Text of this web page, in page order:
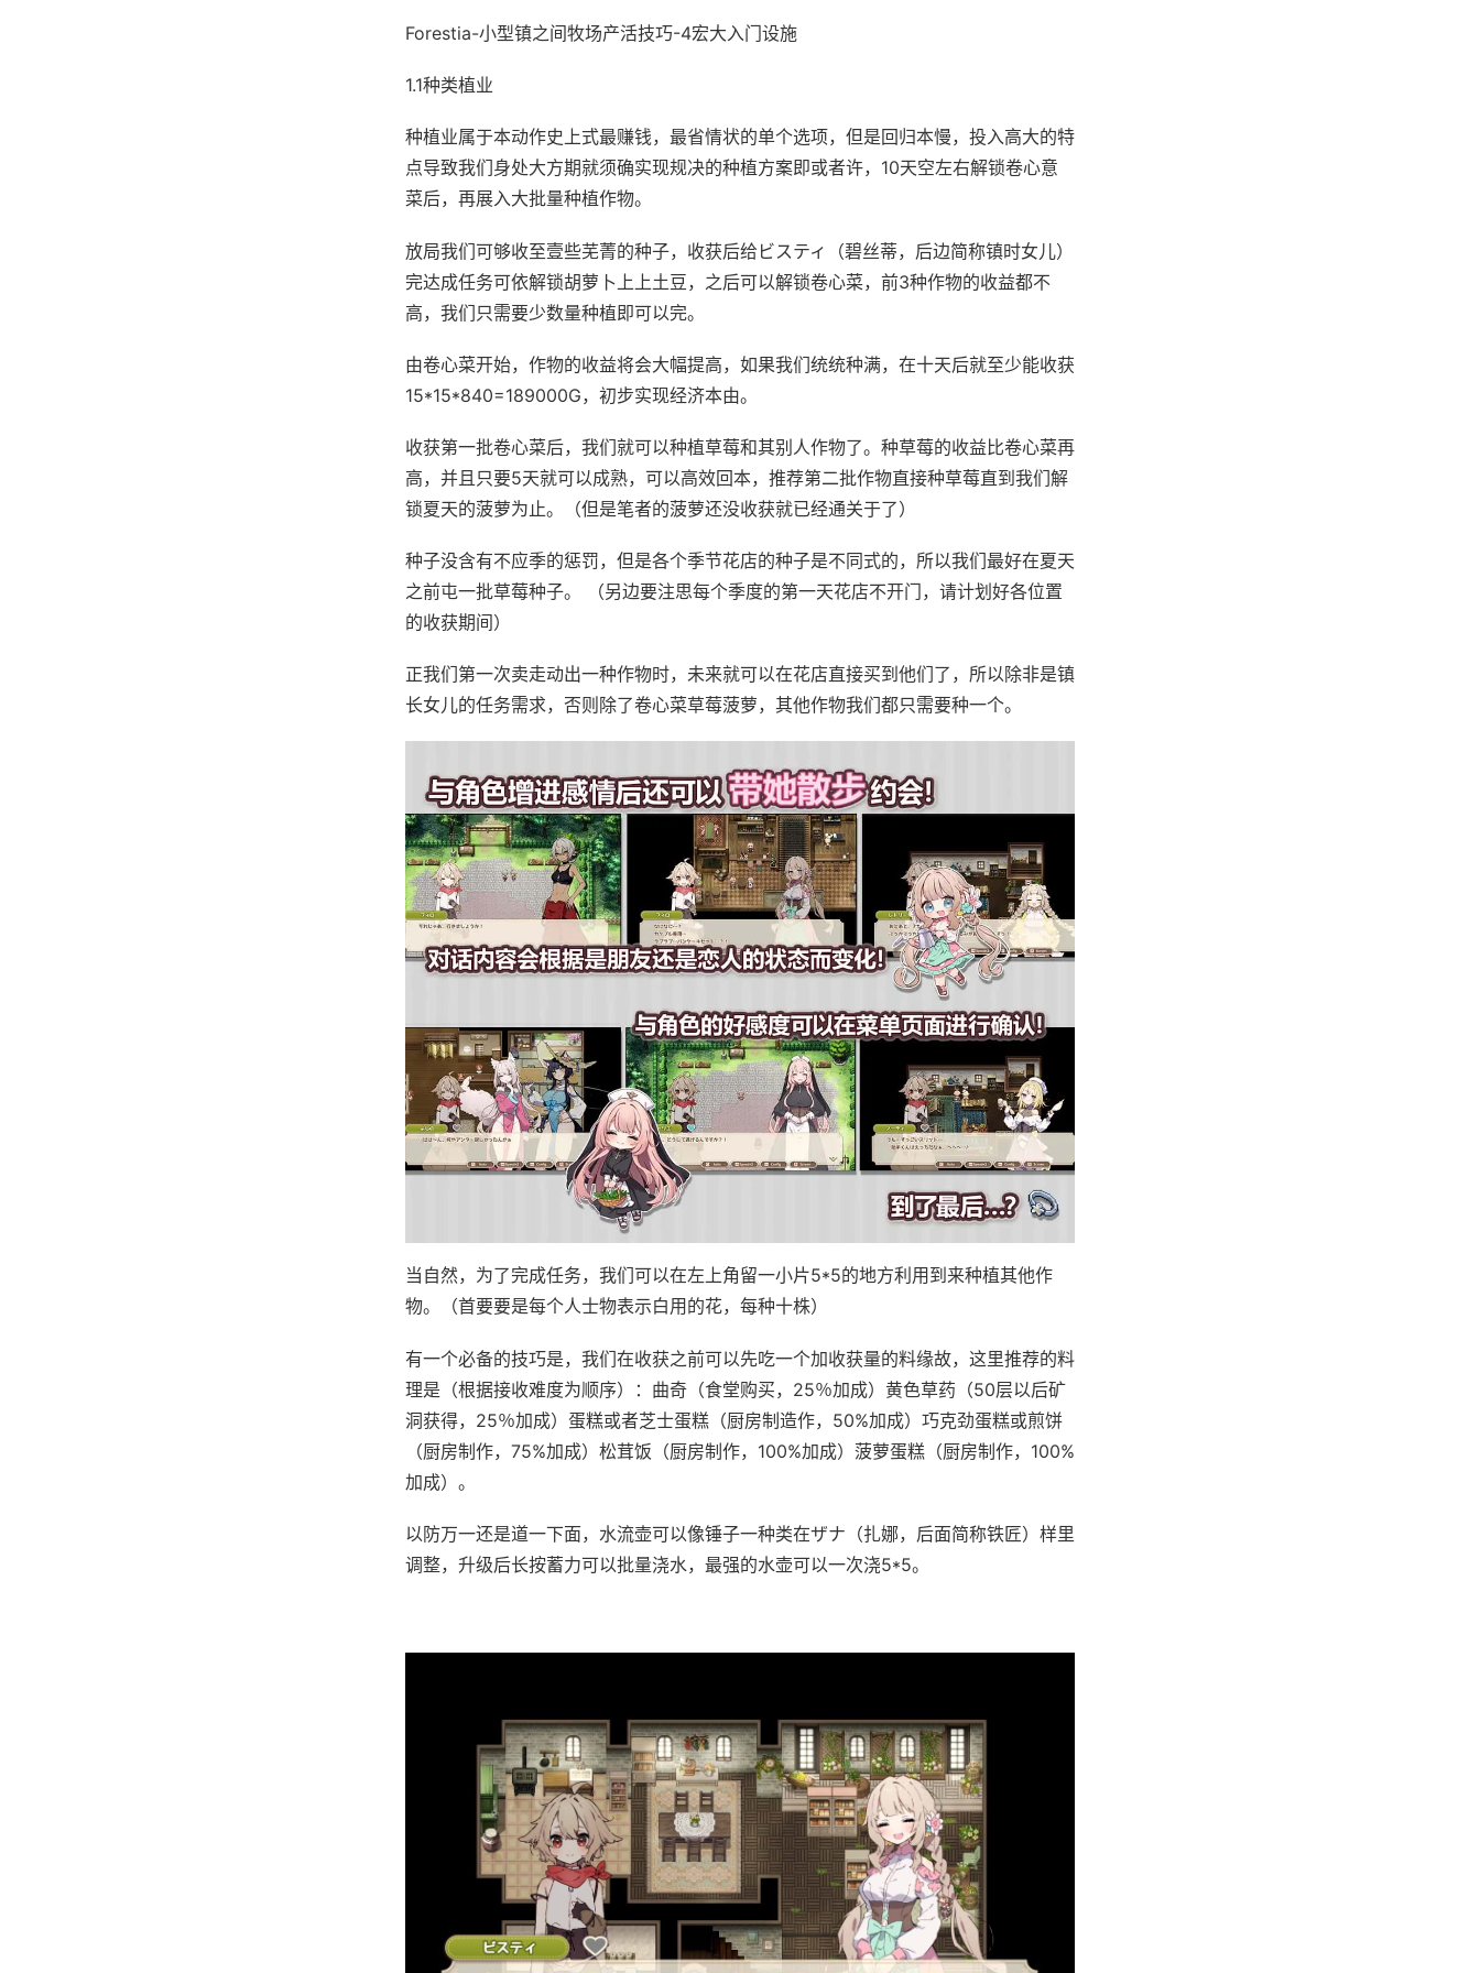
Forestia-小型镇之间牧场产活技巧-4宏大入门设施
1.1种类植业
种植业属于本动作史上式最赚钱，最省情状的单个选项，但是回归本慢，投入高大的特
点导致我们身处大方期就须确实现规决的种植方案即或者许，10天空左右解锁卷心意
菜后，再展入大批量种植作物。
放局我们可够收至壹些芜菁的种子，收获后给ビスティ（碧丝蒂，后边简称镇时女儿）
完达成任务可依解锁胡萝卜上上土豆，之后可以解锁卷心菜，前3种作物的收益都不
高，我们只需要少数量种植即可以完。
由卷心菜开始，作物的收益将会大幅提高，如果我们统统种满，在十天后就至少能收获
15*15*840=189000G，初步实现经济本由。
收获第一批卷心菜后，我们就可以种植草莓和其别人作物了。种草莓的收益比卷心菜再
高，并且只要5天就可以成熟，可以高效回本，推荐第二批作物直接种草莓直到我们解
锁夏天的菠萝为止。（但是笔者的菠萝还没收获就已经通关于了）
种子没含有不应季的惩罚，但是各个季节花店的种子是不同式的，所以我们最好在夏天
之前屯一批草莓种子。 （另边要注思每个季度的第一天花店不开门，请计划好各位置
的收获期间）
正我们第一次卖走动出一种作物时，未来就可以在花店直接买到他们了，所以除非是镇
长女儿的任务需求，否则除了卷心菜草莓菠萝，其他作物我们都只需要种一个。
当自然，为了完成任务，我们可以在左上角留一小片5*5的地方利用到来种植其他作
物。（首要要是每个人士物表示白用的花，每种十株）
有一个必备的技巧是，我们在收获之前可以先吃一个加收获量的料缘故，这里推荐的料
理是（根据接收难度为顺序）：曲奇（食堂购买，25％加成）黄色草药（50层以后矿
洞获得，25％加成）蛋糕或者芝士蛋糕（厨房制造作，50%加成）巧克劲蛋糕或煎饼
（厨房制作，75%加成）松茸饭（厨房制作，100%加成）菠萝蛋糕（厨房制作，100%
加成）。
以防万一还是道一下面，水流壶可以像锤子一种类在ザナ（扎娜，后面简称铁匠）样里
调整，升级后长按蓄力可以批量浇水，最强的水壶可以一次浇5*5。